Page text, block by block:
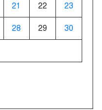
21 22 23
28 29 30